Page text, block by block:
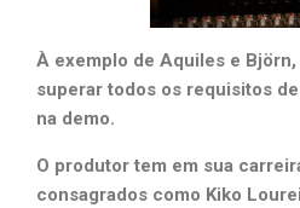
À exemplo de Aquiles e
superar todos os requisitos
na demo.
O produtor tem em sua
consagrados como Kiko